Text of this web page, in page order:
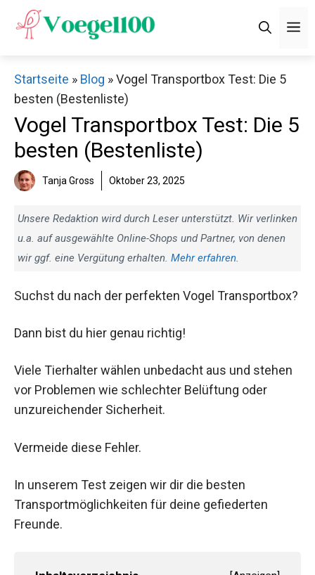
Inhalt
Startseite » Blog »Vogel Transportbox Test: Die 5
besten (Bestenliste)
Vogel Transportbox Test: Die 5
besten (Bestenliste)
Tanja Gross Oktober 23, 2025
Unsere Redaktion wird durch Leser unterstützt. Wir verlinken
u.a. auf ausgewählte Online-Shops und Partner, von denen
wir ggf. eine Vergütung erhalten. Mehr erfahren.
Suchst du nach der perfekten Vogel Transportbox?
Dann bist du hier genau richtig!
Viele Tierhalter wählen unbedacht aus und stehen
vor Problemen wie schlechter Belüftung oder
unzureichender Sicherheit.
Vermeide diese Fehler.
In unserem Test zeigen wir dir die besten
Transportmöglichkeiten für deine gefiederten
Freunde.